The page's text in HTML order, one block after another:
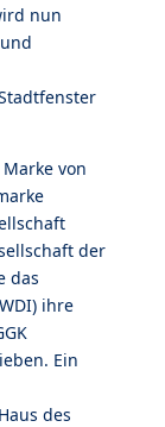
nun
von
der
das
ihre
Ein
des